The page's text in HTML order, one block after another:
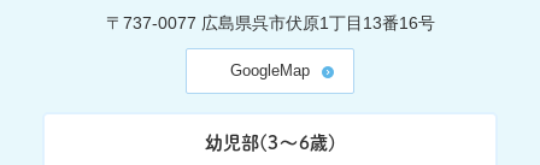
〒737-0077 広島県呉市伏原1丁目13番16号
GoogleMap
幼児部(3〜6歳)